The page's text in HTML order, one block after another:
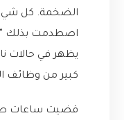
الضخمة. كل شيء
يظهر في حالات
كبير من وظائف
قضيت ساعات